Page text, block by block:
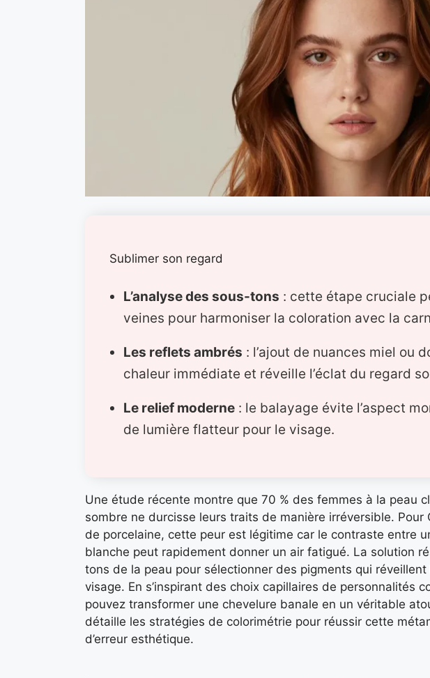
Sublimer son regard
L’analyse des sous-tons : cette étape cruciale
veines pour harmoniser la coloration avec la
Les reflets ambrés : l’ajout de nuances miel ou
chaleur immédiate et réveille l’éclat du regard
Le relief moderne : le balayage évite l’aspect
de lumière flatteur pour le visage.
Une étude récente montre que 70 % des femmes à la peau
sombre ne durcisse leurs traits de manière irréversible.
de porcelaine, cette peur est légitime car le contraste entre
blanche peut rapidement donner un air fatigué. La solution
tons de la peau pour sélectionner des pigments qui réveillent
visage. En s’inspirant des choix capillaires de personnalités
pouvez transformer une chevelure banale en un véritable
détaille les stratégies de colorimétrie pour réussir cette
d’erreur esthétique.